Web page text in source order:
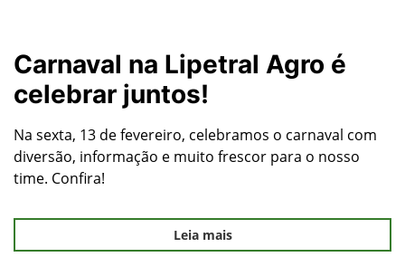
Carnaval na Lipetral Agro é
celebrar juntos!
Na sexta, 13 de fevereiro, celebramos o carnaval com
diversão, informação e muito frescor para o nosso
time. Confira!
Leia mais